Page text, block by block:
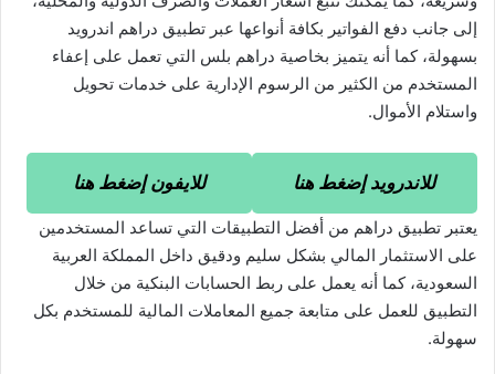
إلى جانب دفع الفواتير بكافة أنواعها عبر تطبيق دراهم اندرويد
بسهولة، كما أنه يتميز بخاصية دراهم بلس التي تعمل على إعفاء
المستخدم من الكثير من الرسوم الإدارية على خدمات تحويل
واستلام الأموال.
للاندرويد إضغط هنا للايفون إضغط هنا
يعتبر تطبيق دراهم من أفضل التطبيقات التي تساعد المستخدمين
على الاستثمار المالي بشكل سليم ودقيق داخل المملكة العربية
السعودية، كما أنه يعمل على ربط الحسابات البنكية من خلال
التطبيق للعمل على متابعة جميع المعاملات المالية للمستخدم بكل
سهولة.